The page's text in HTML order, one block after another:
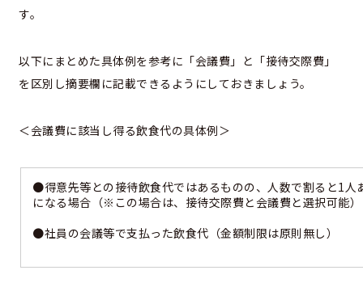
す。
以下にまとめた具体例を参考に「会議費」と「接待交際費」
を区別し摘要欄に記載できるようにしておきましょう。
＜会議費に該当し得る飲食代の具体例＞
●得意先等との接待飲食代ではあるものの、人数で割ると1人
になる場合（※この場合は、接待交際費と会議費と選択可能）
●社員の会議等で支払った飲食代（金額制限は原則無し）